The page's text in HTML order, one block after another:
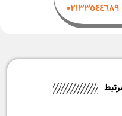
۰۲۱٣٣٥٤٤٦٨٩